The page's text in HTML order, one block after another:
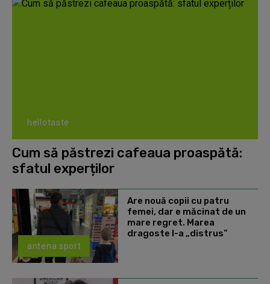
hellotaste
Cum să păstrezi cafeaua proaspătă:
sfatul experților
antena sport
Are nouă copii cu patru
femei, dar e măcinat de un
mare regret. Marea
dragoste l-a „distrus”